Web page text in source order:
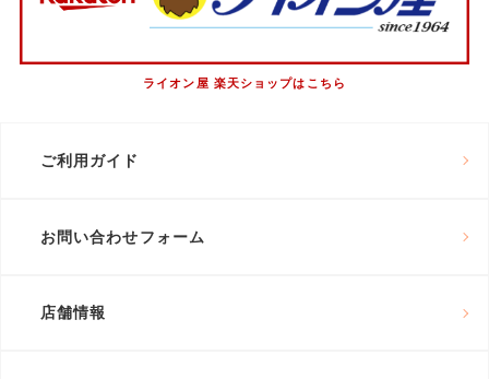
ライオン屋 楽天ショップはこちら
ご利用ガイド
お問い合わせフォーム
店舗情報